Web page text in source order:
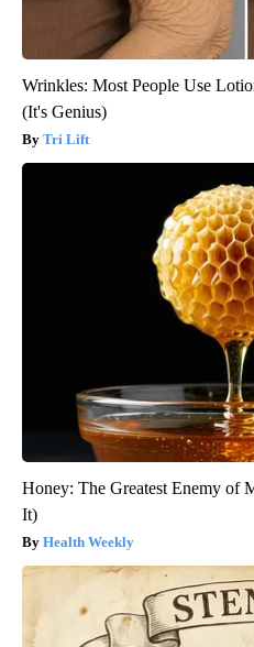
Wrinkles: Most People Use
(It's Genius)
Tri Lift
Honey: The Greatest Enemy of
It)
Health Weekly